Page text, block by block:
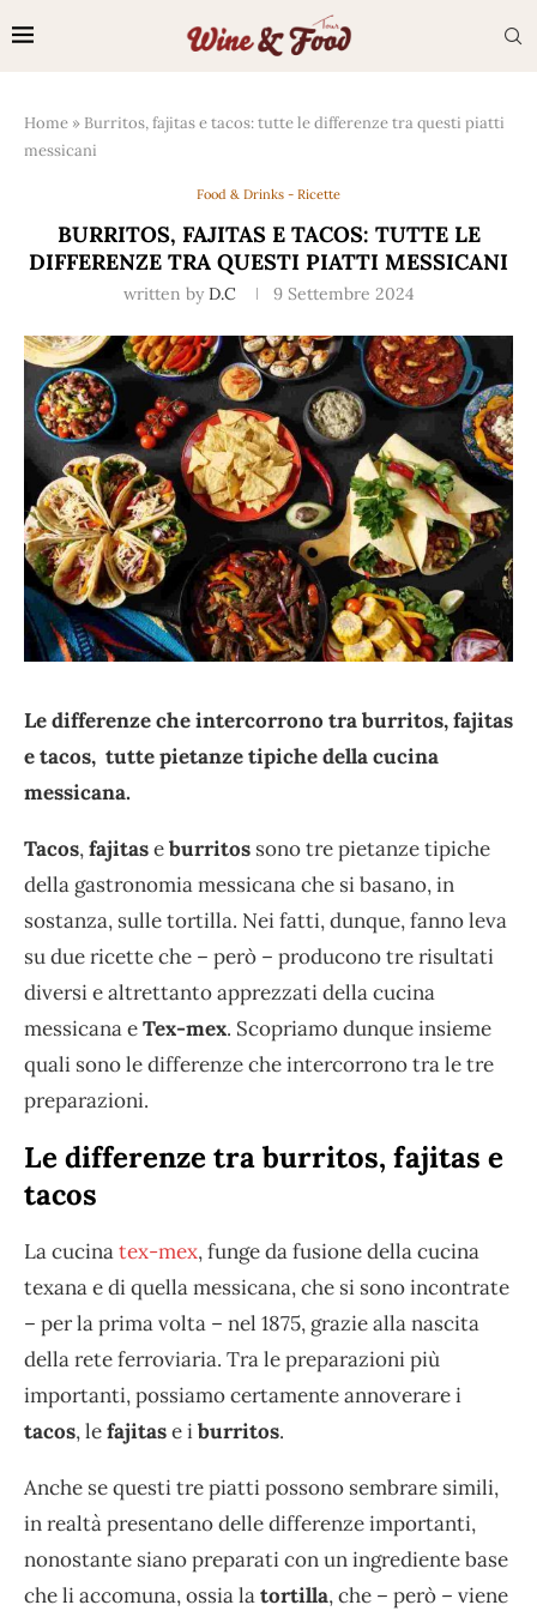
Home » Burritos, fajitas e tacos: tutte le differenze tra questi piatti
messicani
Food & Drinks - Ricette
BURRITOS, FAJITAS E TACOS: TUTTE LE
DIFFERENZE TRA QUESTI PIATTI MESSICANI
written by D.C 9 Settembre 2024
Le differenze che intercorrono tra burritos, fajitas
e tacos, tutte pietanze tipiche della cucina
messicana.
Tacos,fajitaseburritos sono tre pietanze tipiche
della gastronomia messicana che si basano, in
sostanza, sulle tortilla. Nei fatti, dunque, fanno leva
su due ricette che – però – producono tre risultati
diversi e altrettanto apprezzati della cucina
messicana eTex-mex. Scopriamo dunque insieme
quali sono le differenze che intercorrono tra le tre
preparazioni.
Le differenze tra burritos, fajitas e
tacos
La cucinatex-mex, funge da fusione della cucina
texana e di quella messicana, che si sono incontrate
– per la prima volta – nel 1875, grazie alla nascita
della rete ferroviaria. Tra le preparazioni più
importanti, possiamo certamente annoverare i
tacos, lefajitase iburritos.
Anche se questi tre piatti possono sembrare simili,
in realtà presentano delle differenze importanti,
nonostante siano preparati con un ingrediente base
che li accomuna, ossia latortilla, che – però – viene